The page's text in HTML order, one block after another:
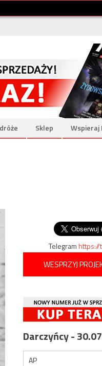
Sklep Wspieraj
Telegramhttps://
WESPRZYJ
Darczyńcy -
AP